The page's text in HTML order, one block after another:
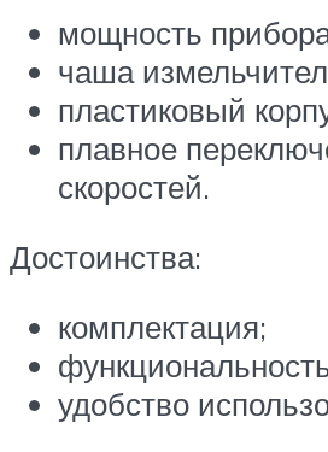
мощность
чаша
пластиковый
плавное
скоростей.
Достоинства:
комплектация;
удобство